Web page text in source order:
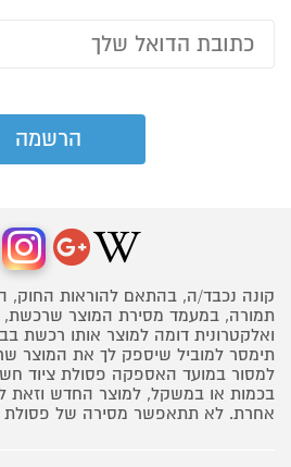
קונה נכבד/ה, בהתאם להוראות החוק,
תמורה, במעמד מסירת המוצר
ואלקטרונית דומה למוצר אותו רכשת
תימסר למוביל שיספק לך את המוצר
למסור במועד האספקה פסולת ציוד
בכמות או במשקל, למוצר החדש וזאת
אחרת. לא תתאפשר מסירה של פסולת